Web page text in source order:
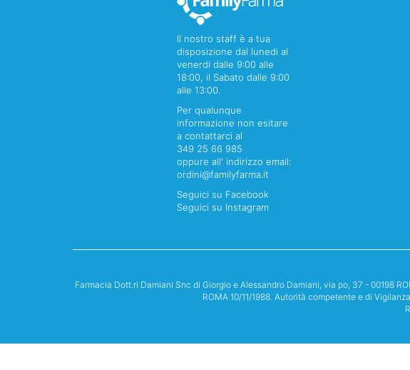
Il nostro staff è a tua
disposizione dal lunedi al
venerdi dalle 9:00 alle
18:00, il Sabato dalle 9:00
alle 13:00.
Per qualunque
informazione non esitare
a contattarci al
349 25 66 985
oppure all' indirizzo email:
ordini@familyfarma.it
Seguici su Facebook
Seguici su Instagram
Farmacia Dott.ri Damiani Snc di Giorgio e Alessandro Damiani, via po, 37 - 00198
ROMA 10/11/1988. Autorità competente e di